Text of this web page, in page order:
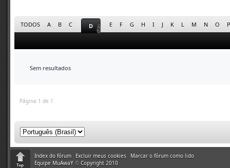
TODOS A B C D E F G H I J K L M N O P
Sem resultados
Página 1 de 1
Index do fórum Excluir meus cookies
Marcar o fórum como lido
Equipe MuAwaY © Copyright 2010